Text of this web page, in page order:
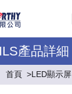
產品詳細
首頁 LED顯示屏